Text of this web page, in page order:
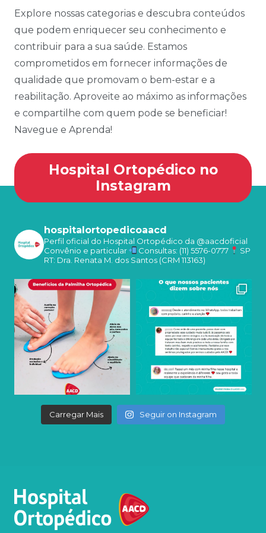
Explore nossas categorias e descubra conteúdos
que podem enriquecer seu conhecimento e
contribuir para a sua saúde. Estamos
comprometidos em fornecer informações de
qualidade que promovam o bem-estar e a
reabilitação. Aproveite ao máximo as informações
e compartilhe com quem pode se beneficiar!
Navegue e Aprenda!
Hospital Ortopédico no
Instagram
hospitalortopedicoaacd
Perfil oficial do Hospital Ortopédico da @aacdoficial
Convênio e particular
Consultas: (11) 5576-0777
SP
RT: Dra. Renata M. dos Santos (CRM 113163)
Carregar Mais Seguir on Instagram